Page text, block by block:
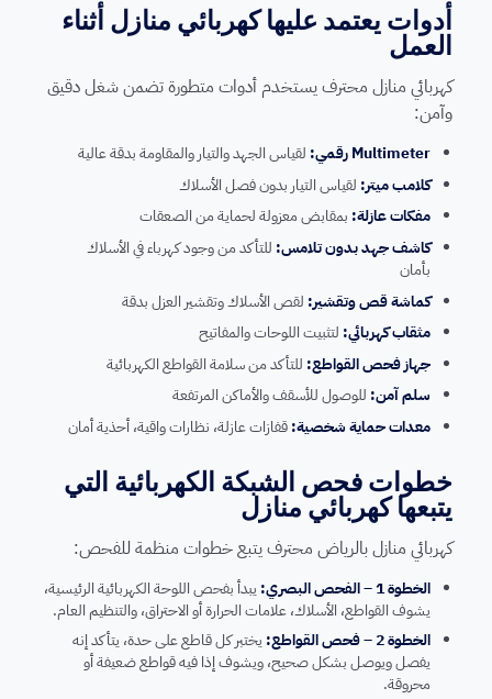
أدوات يعتمد عليها كهربائي منازل أثناء
العمل
كهربائي منازل محترف يستخدم أدوات متطورة تضمن شغل دقيق
وآمن:
Multimeter رقمي:
لقياس الجهد والتيار والمقاومة بدقة عالية
كلامب ميتر: لقياس التيار بدون فصل الأسلاك
مفكات عازلة: بمقابض معزولة لحماية من الصعقات
كاشف جهد بدون تلامس: للتأكد من وجود كهرباء في الأسلاك
بأمان
كماشة قص وتقشير: لقص الأسلاك وتقشير العزل بدقة
مثقاب كهربائي: لتثبيت اللوحات والمفاتيح
جهاز فحص القواطع: للتأكد من سلامة القواطع الكهربائية
سلم آمن: للوصول للأسقف والأماكن المرتفعة
معدات حماية شخصية:قفازات عازلة، نظارات واقية، أحذية أمان
خطوات فحص الشبكة الكهربائية التي
يتبعها كهربائي منازل
كهربائي منازل بالرياض محترف يتبع خطوات منظمة للفحص:
الخطوة 1 – الفحص البصري:
يبدأ بفحص اللوحة الكهربائية الرئيسية،
يشوف القواطع، الأسلاك، علامات الحرارة أو الاحتراق، والتنظيم العام.
الخطوة 2 – فحص القواطع:
يختبر كل قاطع على حدة، يتأكد إنه
يفصل ويوصل بشكل صحيح، ويشوف إذا فيه قواطع ضعيفة أو
محروقة.